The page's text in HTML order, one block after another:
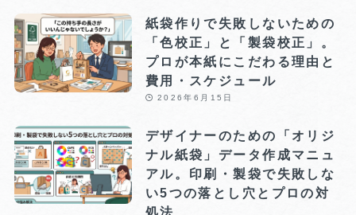
紙袋作りで失敗しないための
「色校正」と「製袋校正」。
プロが本紙にこだわる理由と
費用・スケジュール
2026年6月15日
デザイナーのための「オリジ
ナル紙袋」データ作成マニュ
アル。印刷・製袋で失敗しな
い5つの落とし穴とプロの対
処法